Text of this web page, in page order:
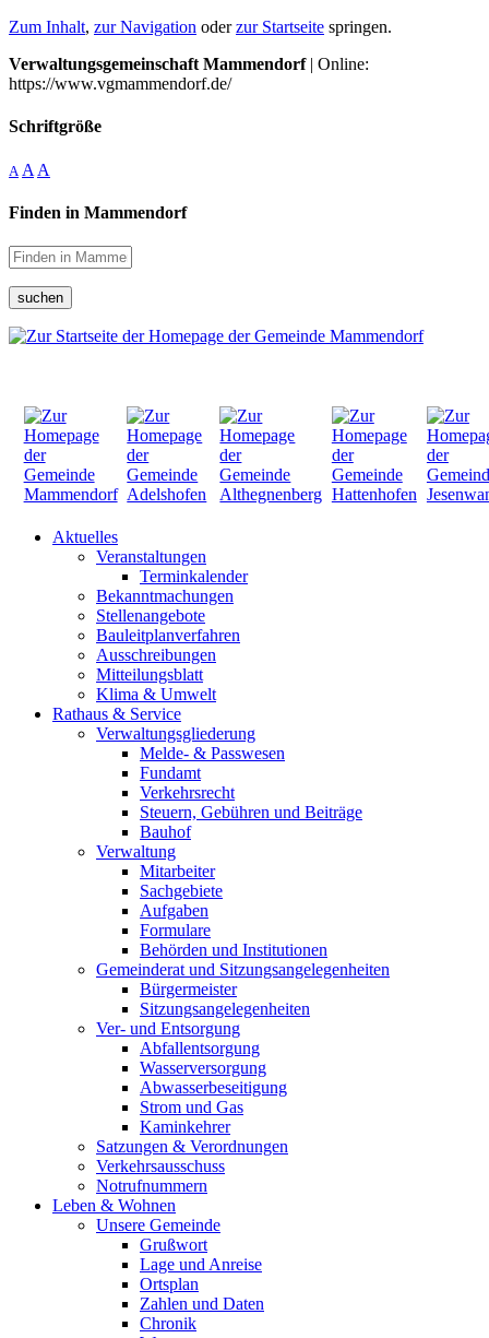
Zum Inhalt, zur Navigation oderzur Startseite springen.
Verwaltungsgemeinschaft Mammendorf| Online:
https://www.vgmammendorf.de/
Schriftgröße
A A A
Finden in Mammendorf
suchen
Aktuelles
Veranstaltungen
Terminkalender
Bekanntmachungen
Stellenangebote
Bauleitplanverfahren
Ausschreibungen
Mitteilungsblatt
Klima & Umwelt
Rathaus & Service
Verwaltungsgliederung
Melde- & Passwesen
Fundamt
Verkehrsrecht
Steuern, Gebühren und Beiträge
Bauhof
Verwaltung
Mitarbeiter
Sachgebiete
Aufgaben
Formulare
Behörden und Institutionen
Gemeinderat und Sitzungsangelegenheiten
Bürgermeister
Sitzungsangelegenheiten
Ver- und Entsorgung
Abfallentsorgung
Wasserversorgung
Abwasserbeseitigung
Strom und Gas
Kaminkehrer
Satzungen & Verordnungen
Verkehrsausschuss
Notrufnummern
Leben & Wohnen
Unsere Gemeinde
Grußwort
Lage und Anreise
Ortsplan
Zahlen und Daten
Chronik